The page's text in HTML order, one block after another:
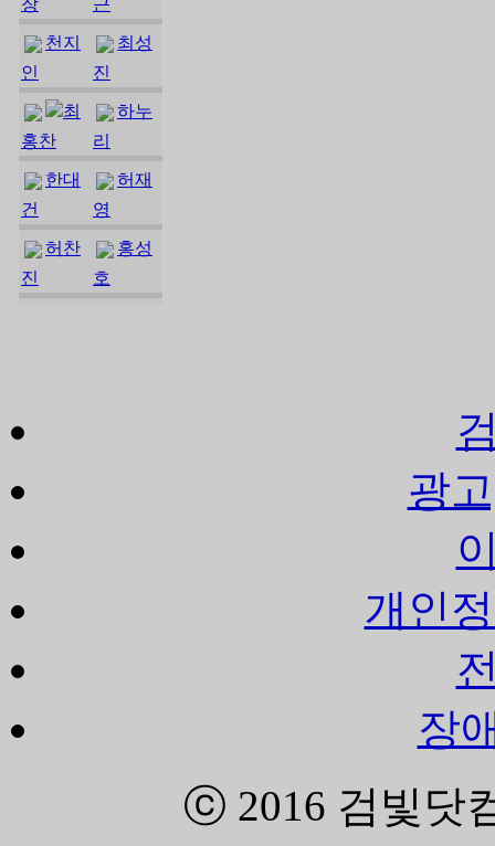
천지
인
최성
진
최
홍찬
하누
리
한대
건
허재
영
허찬
진
홍성
호
광
개인
장
ⓒ 2016 검빛닷